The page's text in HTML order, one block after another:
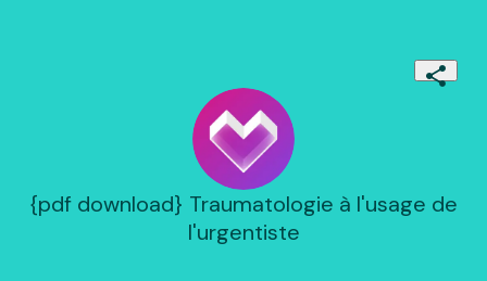
{pdf download} Traumatologie à l'usage de
l'urgentiste